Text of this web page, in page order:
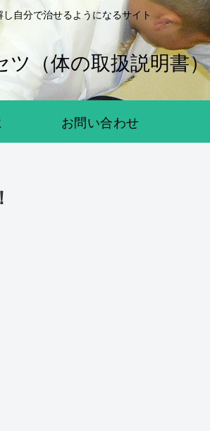
自分で治せるようになるサイト
（体の取扱説明書）
お問い合わせ